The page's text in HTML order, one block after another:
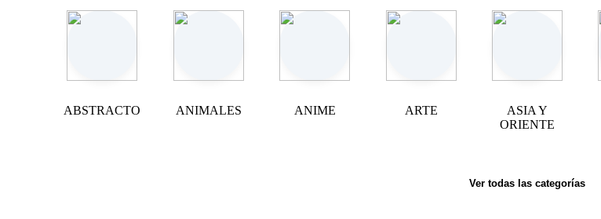
ABSTRACTO ANIMALES ANIME ARTE
ASIA Y
ORIENTE
Ver todas las categorías